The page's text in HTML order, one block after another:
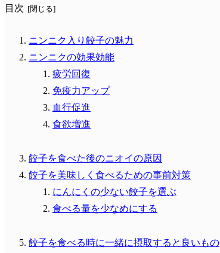
目次
ニンニク入り餃子の魅力
ニンニクの効果効能
疲労回復
免疫力アップ
血行促進
食欲増進
餃子を食べた後のニオイの原因
餃子を美味しく食べるための事前対策
にんにくの少ない餃子を選ぶ
食べる量を少なめにする
餃子を食べる時に一緒に摂取すると良いもの